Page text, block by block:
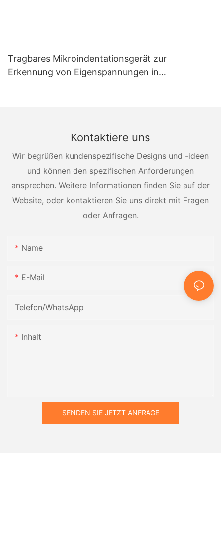
Tragbares Mikroindentationsgerät zur
Erkennung von Eigenspannungen in
Kontaktiere uns
Wir begrüßen kundenspezifische Designs und -ideen
und können den spezifischen Anforderungen
ansprechen. Weitere Informationen finden Sie auf der
Website, oder kontaktieren Sie uns direkt mit Fragen
oder Anfragen.
Name
E-Mail
Telefon/WhatsApp
Inhalt
SENDEN SIE JETZT ANFRAGE